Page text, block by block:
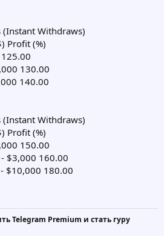
(Instant Withdraws)
Profit (%)
130.00
140.00
(Instant Withdraws)
Profit (%)
150.00
$3,000 160.00
$10,000 180.00
Telegram Premium и стать гуру